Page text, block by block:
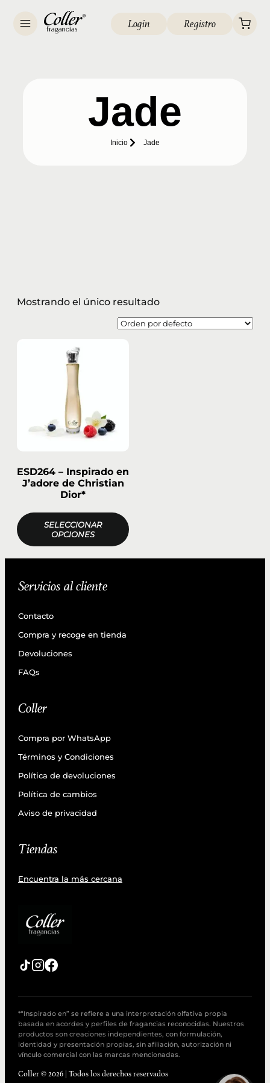
Login Registro
Jade
Inicio Jade
Mostrando el único resultado
ESD264 – Inspirado en
J’adore de Christian
Dior*
SELECCIONAR
OPCIONES
Servicios al cliente
Contacto
Compra y recoge en tienda
Devoluciones
FAQs
Coller
Compra por WhatsApp
Términos y Condiciones
Política de devoluciones
Política de cambios
Aviso de privacidad
Tiendas
Encuentra la más cercana
*“Inspirado en” se refiere a una interpretación olfativa propia
basada en acordes y perfiles de fragancias reconocidas. Nuestros
productos son creaciones independientes, con formulación,
identidad y presentación propias, sin afiliación, autorización ni
vínculo comercial con las marcas mencionadas.
Coller © 2026 | Todos los derechos reservados